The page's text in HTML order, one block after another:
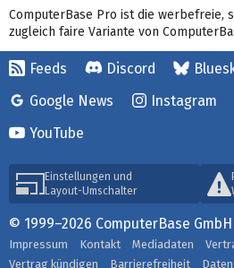
ComputerBase Pro ist die werbefreie,
zugleich faire Variante von
Feeds Discord
Google News
Instagram
YouTube
Einstellungen und
Layout-Umschalter
© 1999–2026 ComputerBase GmbH
Impressum Kontakt Mediadaten
Vertrag kündigen
Barrierefreiheit